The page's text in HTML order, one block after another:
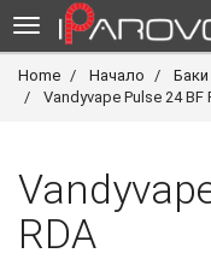
Home Начало Баки
Vandyvape Pulse 24 BF
RDA